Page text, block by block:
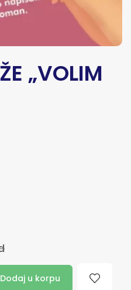
„VOLIM
Dodaj u korpu